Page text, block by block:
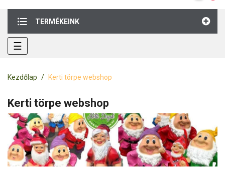
TERMÉKEINK
Toggle
navigation
☰
Kezdőlap Kerti törpe webshop
Kerti törpe webshop